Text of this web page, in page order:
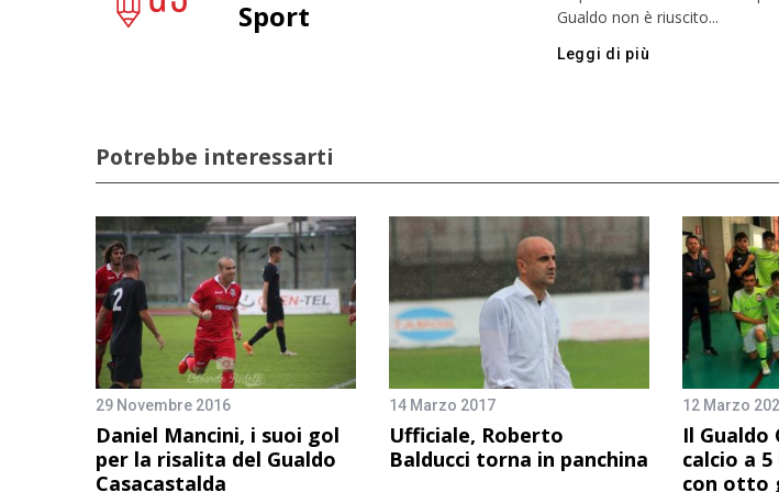
Sport
Gualdo non è riuscito...
Leggi di più
Potrebbe interessarti
29 Novembre 2016
Daniel Mancini, i suoi gol
per la risalita del Gualdo
Casacastalda
14 Marzo 2017
Ufficiale, Roberto
Balducci torna in panchina
12 Marzo
Il Gualdo
calcio a
con otto